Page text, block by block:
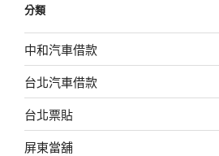
分類
中和汽車借款
台北汽車借款
台北票貼
屏東當舖